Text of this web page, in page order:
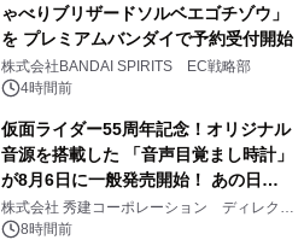
ゃべりブリザードソルベエゴチゾウ」
を プレミアムバンダイで予約受付開始
株式会社BANDAI SPIRITS EC戦略部
4時間前
仮面ライダー55周年記念！オリジナル
音源を搭載した 「音声目覚まし時計」
が8月6日に一般発売開始！ あの日の
大興奮が今甦る
株式会社 秀建コーポレーション ディレクト
アートギャラリー
8時間前